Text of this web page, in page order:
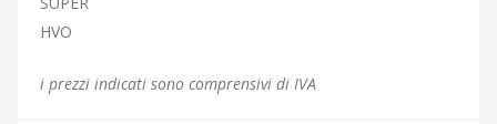
HVO
i prezzi indicati sono comprensivi di IVA